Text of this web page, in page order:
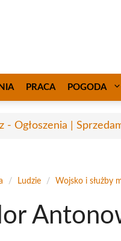
PRACA POGODA
- Ogłoszenia |
/ Ludzie / Wojsko i służby